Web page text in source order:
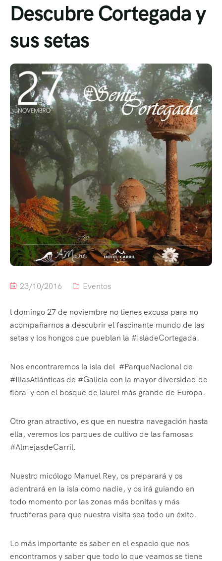
Descubre Cortegada y
sus setas
23/10/2016 Eventos
l domingo 27 de noviembre no tienes excusa para no
acompañarnos a descubrir el fascinante mundo de las
setas y los hongos que pueblan la #IsladeCortegada.
Nos encontraremos la isla del #ParqueNacional de
#IllasAtlánticas de #Galicia con la mayor diversidad de
flora y con el bosque de laurel más grande de Europa.
Otro gran atractivo, es que en nuestra navegación hasta
ella, veremos los parques de cultivo de las famosas
#AlmejasdeCarril.
Nuestro micólogo Manuel Rey, os preparará y os
adentrará en la isla como nadie, y os irá guiando en
todo momento por las zonas más bonitas y más
fructíferas para que nuestra visita sea todo un éxito.
Lo más importante es saber en el espacio que nos
encontramos y saber que todo lo que veamos se tiene